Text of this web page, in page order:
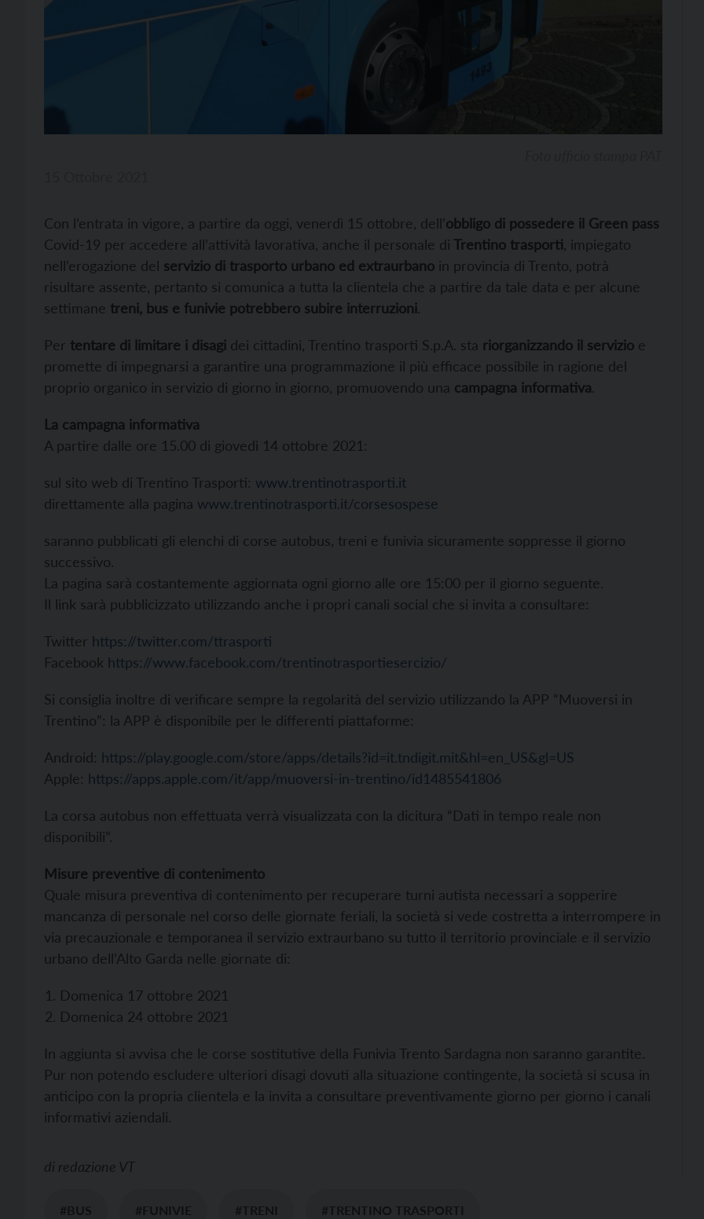
Con l’entrata in vigore, a partire da oggi, venerdì 15 ottobre, dell’obbligo di possedere il Green pass
Covid-19 per accedere all’attività lavorativa, anche il personale di Trentino trasporti, impiegato
nell’erogazione del servizio di trasporto urbano ed extraurbano in provincia di Trento, potrà
risultare assente, pertanto si comunica a tutta la clientela che a partire da tale data e per alcune
settimane treni, bus e funivie potrebbero subire interruzioni.
Per tentare di limitare i disagi dei cittadini, Trentino trasporti S.p.A. sta riorganizzando il servizio e
promette di impegnarsi a garantire una programmazione il più efficace possibile in ragione del
proprio organico in servizio di giorno in giorno, promuovendo una campagna informativa.
La campagna informativa
A partire dalle ore 15.00 di giovedì 14 ottobre 2021:
sul sito web di Trentino Trasporti: www.trentinotrasporti.it
direttamente alla pagina www.trentinotrasporti.it/corsesospese
saranno pubblicati gli elenchi di corse autobus, treni e funivia sicuramente soppresse il giorno
successivo.
La pagina sarà costantemente aggiornata ogni giorno alle ore 15:00 per il giorno seguente.
Il link sarà pubblicizzato utilizzando anche i propri canali social che si invita a consultare:
Twitter https://twitter.com/ttrasporti
Facebook https://www.facebook.com/trentinotrasportiesercizio/
Si consiglia inoltre di verificare sempre la regolarità del servizio utilizzando la APP “Muoversi in
Trentino”: la APP è disponibile per le differenti piattaforme:
Android: https://play.google.com/store/apps/details?id=it.tndigit.mit&hl=en_US&gl=US
Apple: https://apps.apple.com/it/app/muoversi-in-trentino/id1485541806
La corsa autobus non effettuata verrà visualizzata con la dicitura “Dati in tempo reale non
disponibili”.
Misure preventive di contenimento
Quale misura preventiva di contenimento per recuperare turni autista necessari a sopperire
mancanza di personale nel corso delle giornate feriali, la società si vede costretta a interrompere in
via precauzionale e temporanea il servizio extraurbano su tutto il territorio provinciale e il servizio
urbano dell’Alto Garda nelle giornate di:
Domenica 17 ottobre 2021
Domenica 24 ottobre 2021
In aggiunta si avvisa che le corse sostitutive della Funivia Trento Sardagna non saranno garantite.
Pur non potendo escludere ulteriori disagi dovuti alla situazione contingente, la società si scusa in
anticipo con la propria clientela e la invita a consultare preventivamente giorno per giorno i canali
informativi aziendali.
di redazione VT
#BUS #FUNIVIE #TRENI #TRENTINO TRASPORTI